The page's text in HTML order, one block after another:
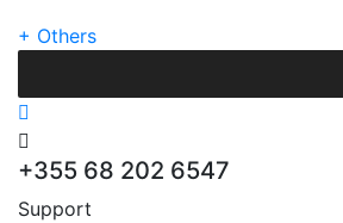
+ Others
+355 68 202 6547
Support